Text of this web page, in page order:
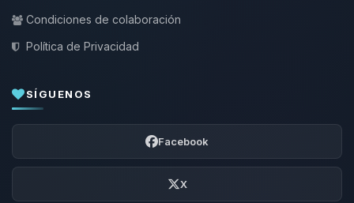
Condiciones de colaboración
Política de Privacidad
SÍGUENOS
Facebook
X